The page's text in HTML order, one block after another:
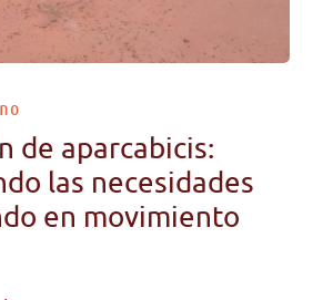
de aparcabicis:
las necesidades
en movimiento